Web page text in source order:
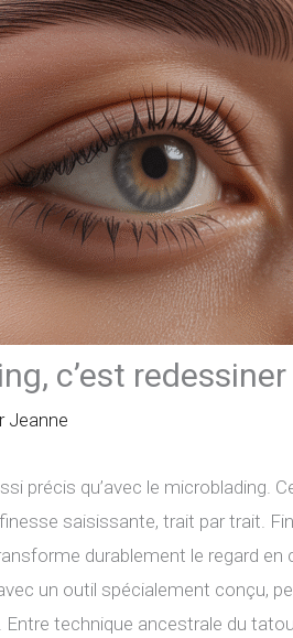
c’est
Jeanne
précis qu’avec le microblading.
saisissante, trait par trait.
durablement le regard
un outil spécialement conçu,
technique ancestrale du